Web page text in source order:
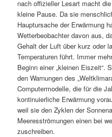
nach offizieller Lesart macht
kleine Pause. Da sie
Hauptursache der Erwärmung
Wetterbeobachter davon aus,
Gehalt der Luft über kurz oder
Temperaturen führt. Immer
Beginn einer „kleinen Eiszeit“.
den Warnungen des
Computermodelle, die für die
kontinuierliche Erwärmung
weil sie den Zyklen der
Meeresströmungen einen bei
zuschreiben.